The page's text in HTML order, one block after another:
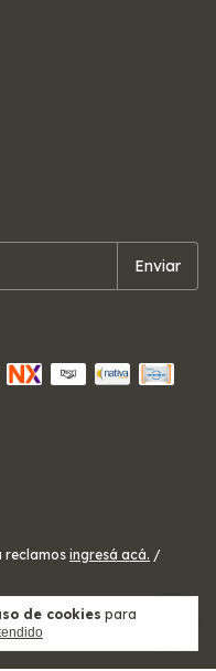
de cookies para
reclamosingresá acá. /
los derechos reservados.